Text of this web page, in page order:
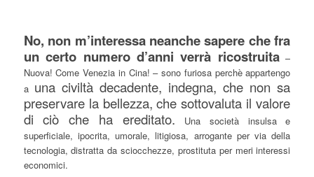
No, non m’interessa neanche sapere che fra
un certo numero d’anni verrà ricostruita –
Nuova! Come Venezia in Cina! – sono furiosa perchè appartengo
a una civiltà decadente, indegna, che non sa
preservare la bellezza, che sottovaluta il valore
di ciò che ha ereditato. Una società insulsa e
superficiale, ipocrita, umorale, litigiosa, arrogante per via della
tecnologia, distratta da sciocchezze, prostituta per meri interessi
economici.